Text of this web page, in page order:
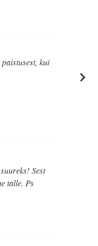
kui
Sest
talle. Ps